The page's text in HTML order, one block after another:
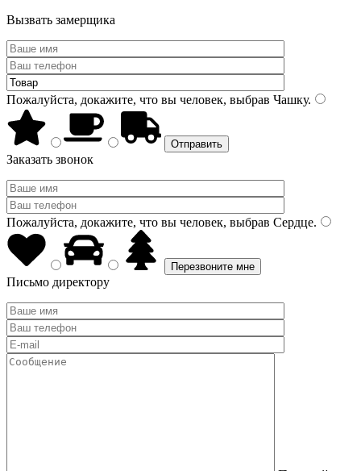
Вызвать замерщика
Пожалуйста, докажите, что вы человек, выбрав Чашку.
Заказать звонок
Пожалуйста, докажите, что вы человек, выбрав Сердце.
Письмо директору